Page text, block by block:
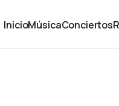
InicioMúsicaConciertos